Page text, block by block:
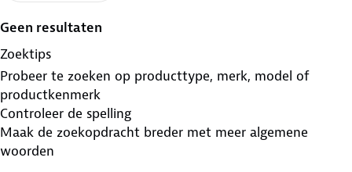
Geen resultaten
Zoektips
Probeer te zoeken op producttype, merk, model of
productkenmerk
Controleer de spelling
Maak de zoekopdracht breder met meer algemene
woorden